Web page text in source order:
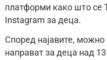
платформи како што се
Instagram за деца.
Според најавите, можно
направат за деца над